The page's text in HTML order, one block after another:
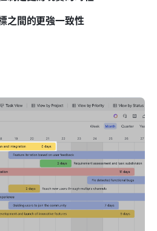
之間的更強一致性